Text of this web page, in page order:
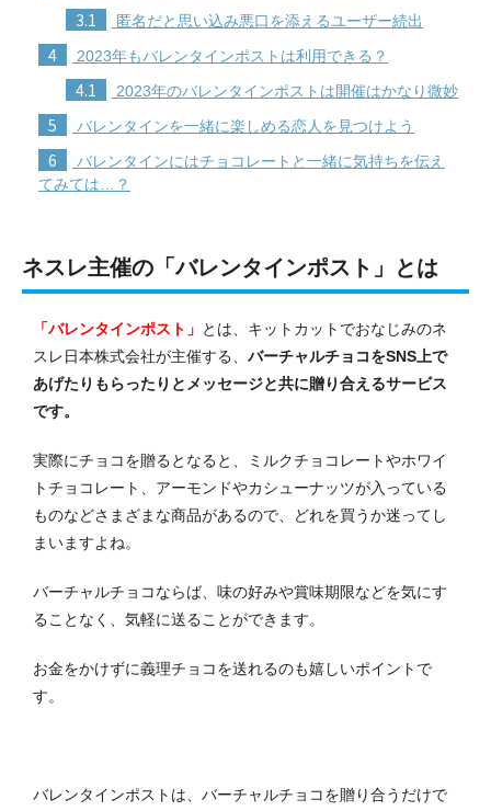
3.1 匿名だと思い込み悪口を添えるユーザー続出
4 2023年もバレンタインポストは利用できる？
4.1 2023年のバレンタインポストは開催はかなり微妙
5 バレンタインを一緒に楽しめる恋人を見つけよう
6
バレンタインにはチョコレートと一緒に気持ちを伝え
てみては…？
ネスレ主催の「バレンタインポスト」とは
「バレンタインポスト」 とは、キットカットでおなじみのネ
スレ日本株式会社が主催する、 バーチャルチョコをSNS上で
あげたりもらったりとメッセージと共に贈り合えるサービス
です。
実際にチョコを贈るとなると、ミルクチョコレートやホワイ
トチョコレート、アーモンドやカシューナッツが入っている
ものなどさまざまな商品があるので、どれを買うか迷ってし
まいますよね。
バーチャルチョコならば、味の好みや賞味期限などを気にす
ることなく、気軽に送ることができます。
お金をかけずに義理チョコを送れるのも嬉しいポイントで
す。
バレンタインポストは、バーチャルチョコを贈り合うだけで